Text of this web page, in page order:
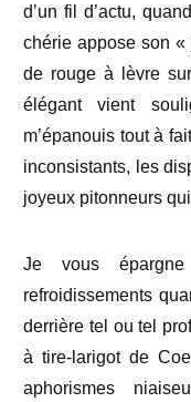
d’un fil d’actu,
chérie appose son «
de rouge à lèvre
élégant vient
m’épanouis tout à
inconsistants, les
joyeux pitonneurs
Je vous
refroidissements
derrière tel ou tel
à tire-larigot de
aphorismes